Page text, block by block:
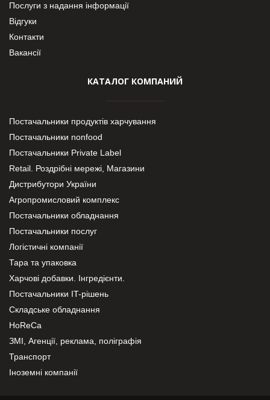
Послуги з надання інформації
Відгуки
Контакти
Вакансії
КАТАЛОГ КОМПАНИЙ
Постачальники продуктів харчування
Постачальники nonfood
Постачальники Private Label
Retail. Роздрібні мережі, Магазини
Дистрибутори України
Агропромисловий комплекс
Постачальники обладнання
Постачальники послуг
Логістичні компанії
Тара та упаковка
Харчові добавки. Інгредієнти.
Постачальники IT-рішень
Складське обладнання
HoReCa
ЗМІ, Агенції, реклама, поліграфія
Транспорт
Іноземні компанії